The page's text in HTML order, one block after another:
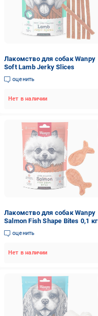
Лакомство для собак Wanpy
Soft Lamb Jerky Slices
оценить
Нет в наличии
Лакомство для собак Wanpy
Salmon Fish Shape Bites 0,1 кг
оценить
Нет в наличии